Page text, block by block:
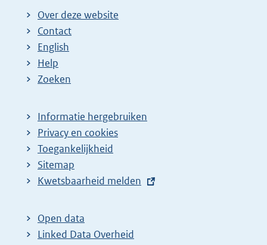
Over deze website
Contact
English
Help
Zoeken
Informatie hergebruiken
Privacy en cookies
Toegankelijkheid
Sitemap
E
t
e
Kwetsbaarheid melden
Open data
Linked Data Overheid